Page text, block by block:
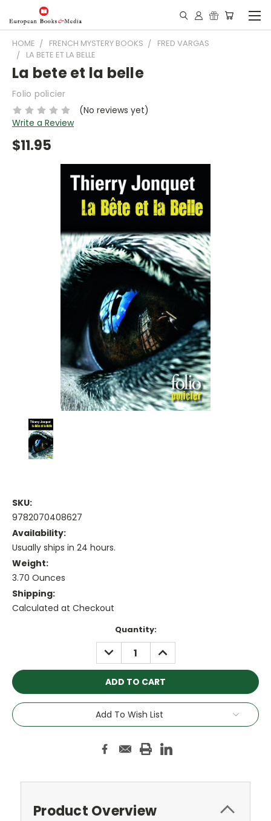
HOME FRENCH MYSTERY BOOKS
FRED VARGAS
LA BETE ET LA BELLE
La bete et la belle
Folio policier
(No reviews yet)
Write a Review
$11.95
SKU:
9782070408627
Availability:
Usually ships in 24 hours.
Weight:
3.70 Ounces
Shipping:
Calculated at Checkout
Quantity:
DECREASE
QUANTITY:
INCREASE
QUANTITY:
Add To Wish List
Product Overview